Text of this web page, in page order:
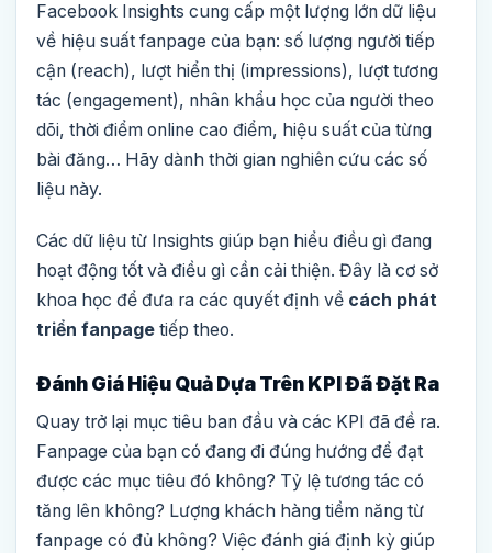
Facebook Insights cung cấp một lượng lớn dữ liệu
về hiệu suất fanpage của bạn: số lượng người tiếp
cận (reach), lượt hiển thị (impressions), lượt tương
tác (engagement), nhân khẩu học của người theo
dõi, thời điểm online cao điểm, hiệu suất của từng
bài đăng… Hãy dành thời gian nghiên cứu các số
liệu này.
Các dữ liệu từ Insights giúp bạn hiểu điều gì đang
hoạt động tốt và điều gì cần cải thiện. Đây là cơ sở
khoa học để đưa ra các quyết định về cách phát
triển fanpage tiếp theo.
Đánh Giá Hiệu Quả Dựa Trên KPI Đã Đặt Ra
Quay trở lại mục tiêu ban đầu và các KPI đã đề ra.
Fanpage của bạn có đang đi đúng hướng để đạt
được các mục tiêu đó không? Tỷ lệ tương tác có
tăng lên không? Lượng khách hàng tiềm năng từ
fanpage có đủ không? Việc đánh giá định kỳ giúp